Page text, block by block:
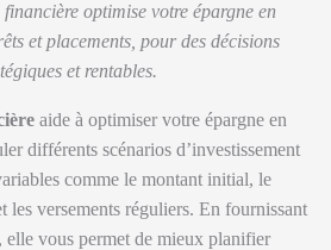
optimise votre épargne en
et placements, pour des décisions
et rentables.
aide à optimiser votre épargne en
différents scénarios d’investissement
comme le montant initial, le
les versements réguliers. En fournissant
elle vous permet de mieux planifier